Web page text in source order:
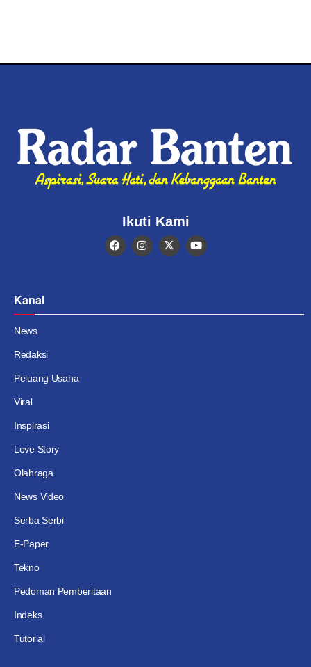
Ikuti Kami
Kanal
News
Redaksi
Peluang Usaha
Viral
Inspirasi
Love Story
Olahraga
News Video
Serba Serbi
E-Paper
Tekno
Pedoman Pemberitaan
Indeks
Tutorial